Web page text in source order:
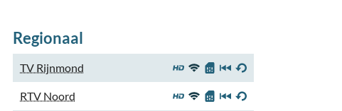
Regionaal
TV Rijnmond
RTV Noord